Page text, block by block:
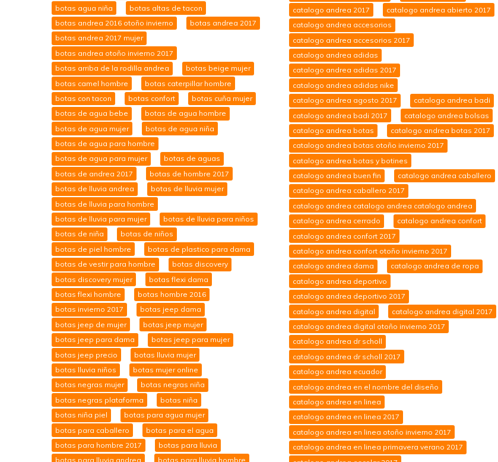
botas agua niña
botas altas de tacon
botas andrea 2016 otoño invierno
botas andrea 2017
botas andrea 2017 mujer
botas andrea otoño invierno 2017
botas arriba de la rodilla andrea
botas beige mujer
botas camel hombre
botas caterpillar hombre
botas con tacon
botas confort
botas cuña mujer
botas de agua bebe
botas de agua hombre
botas de agua mujer
botas de agua niña
botas de agua para hombre
botas de agua para mujer
botas de aguas
botas de andrea 2017
botas de hombre 2017
botas de lluvia andrea
botas de lluvia mujer
botas de lluvia para hombre
botas de lluvia para mujer
botas de lluvia para niños
botas de niña
botas de niños
botas de piel hombre
botas de plastico para dama
botas de vestir para hombre
botas discovery
botas discovery mujer
botas flexi dama
botas flexi hombre
botas hombre 2016
botas invierno 2017
botas jeep dama
botas jeep de mujer
botas jeep mujer
botas jeep para dama
botas jeep para mujer
botas jeep precio
botas lluvia mujer
botas lluvia niños
botas mujer online
botas negras mujer
botas negras niña
botas negras plataforma
botas niña
botas niña piel
botas para agua mujer
botas para caballero
botas para el agua
botas para hombre 2017
botas para lluvia
botas para lluvia andrea
botas para lluvia hombre
catalogo andrea 2017
catalogo andrea abierto 2017
catalogo andrea accesorios
catalogo andrea accesorios 2017
catalogo andrea adidas
catalogo andrea adidas 2017
catalogo andrea adidas nike
catalogo andrea agosto 2017
catalogo andrea badi
catalogo andrea badi 2017
catalogo andrea bolsas
catalogo andrea botas
catalogo andrea botas 2017
catalogo andrea botas otoño invierno 2017
catalogo andrea botas y botines
catalogo andrea buen fin
catalogo andrea caballero
catalogo andrea caballero 2017
catalogo andrea catalogo andrea catalogo andrea
catalogo andrea cerrado
catalogo andrea confort
catalogo andrea confort 2017
catalogo andrea confort otoño invierno 2017
catalogo andrea dama
catalogo andrea de ropa
catalogo andrea deportivo
catalogo andrea deportivo 2017
catalogo andrea digital
catalogo andrea digital 2017
catalogo andrea digital otoño invierno 2017
catalogo andrea dr scholl
catalogo andrea dr scholl 2017
catalogo andrea ecuador
catalogo andrea en el nombre del diseño
catalogo andrea en linea
catalogo andrea en linea 2017
catalogo andrea en linea otoño invierno 2017
catalogo andrea en linea primavera verano 2017